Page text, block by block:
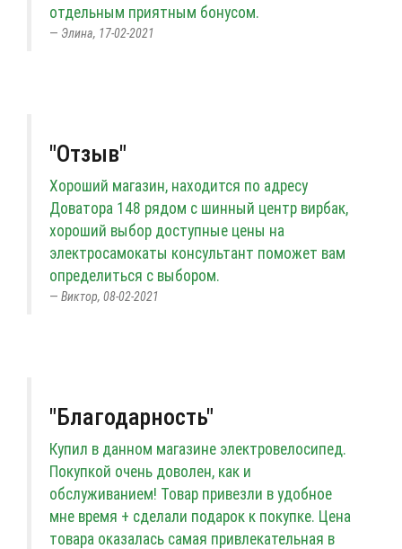
отдельным приятным бонусом.
Элина, 17-02-2021
"Отзыв"
Хороший магазин, находится по адресу
Доватора 148 рядом с шинный центр вирбак,
хороший выбор доступные цены на
электросамокаты консультант поможет вам
определиться с выбором.
Виктор, 08-02-2021
"Благодарность"
Купил в данном магазине электровелосипед.
Покупкой очень доволен, как и
обслуживанием! Товар привезли в удобное
мне время + сделали подарок к покупке. Цена
товара оказалась самая привлекательная в